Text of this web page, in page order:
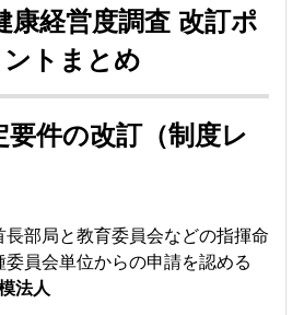
康経営度調査 改訂ポ
トまとめ
件の改訂（制度レ
部局と教育委員会などの指揮命
員会単位からの申請を認める
法人